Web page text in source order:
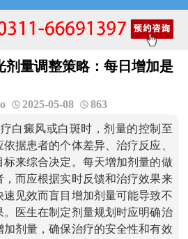
剂量调整策略：每日增加是
2025-05-08 863
白癜风或白斑时，剂量的控制至
据患者的个体差异、治疗反应、
来综合决定。每天增加剂量的做
而应根据实时反馈和治疗效果来
见效而盲目增加剂量可能导致不
。医生在制定剂量规划时应明确治
剂量，确保治疗的安全性和有效